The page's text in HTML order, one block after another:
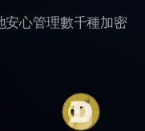
安心管理數千種加密